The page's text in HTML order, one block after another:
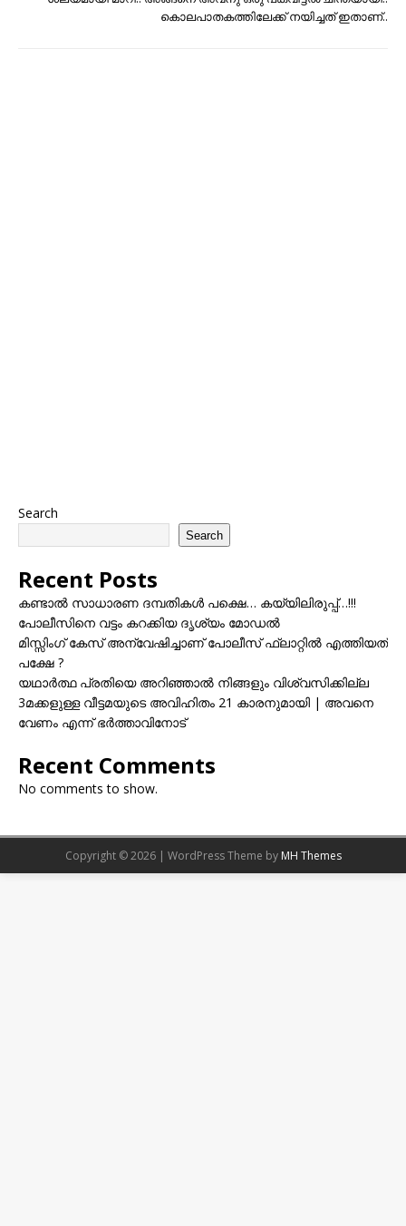
കൊലപാതകത്തിലേക്ക് നയിച്ചത് ഇതാണ്..
Search
Search
Recent Posts
കണ്ടാൽ സാധാരണ ദമ്പതികൾ പക്ഷെ… കയ്യിലിരുപ്പ്…!!!
പോലീസിനെ വട്ടം കറക്കിയ ദൃശ്യം മോഡല്‍
മിസ്സിംഗ് കേസ് അന്വേഷിച്ചാണ് പോലീസ് ഫ്ലാറ്റിൽ എത്തിയത്
പക്ഷേ ?
യഥാർത്ഥ പ്രതിയെ അറിഞ്ഞാൽ നിങ്ങളും വിശ്വസിക്കില്ല
3മക്കളുള്ള വീട്ടമയുടെ അവിഹിതം 21 കാരനുമായി | അവനെ
വേണം എന്ന് ഭർത്താവിനോട്
Recent Comments
No comments to show.
Copyright © 2026 | WordPress Theme by MH Themes